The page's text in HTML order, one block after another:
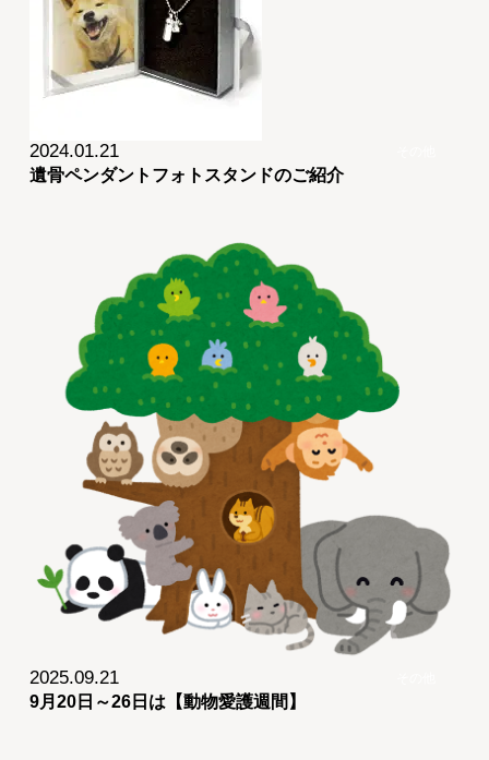
2024.01.21
遺骨ペンダントフォトスタンドのご紹介
2025.09.21
9月20日～26日は【動物愛護週間】